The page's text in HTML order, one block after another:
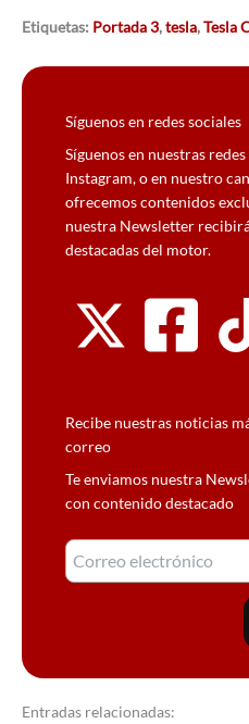
Etiquetas: Portada 3,tesla,Tesla
Síguenos en redes sociales
Síguenos en nuestras
Instagram, o en nuestro
ofrecemos contenidos
nuestra Newsletter
destacadas del motor.
Recibe nuestras noticias
correo
Te enviamos nuestra
con contenido destacado
Entradas relacionadas: